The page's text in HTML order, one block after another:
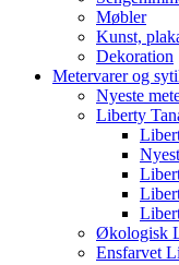
Møbler
Kunst,
Dekoration
Metervarer og
Nyeste
Liberty
Økologisk
Ensfarvet